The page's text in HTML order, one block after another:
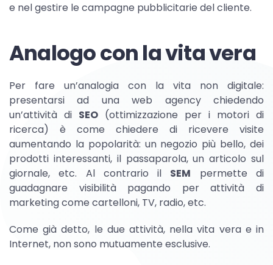
e nel gestire le campagne pubblicitarie del cliente.
Analogo con la vita vera
Per fare un’analogia con la vita non digitale:
presentarsi ad una web agency chiedendo
un’attività di SEO (ottimizzazione per i motori di
ricerca) è come chiedere di ricevere visite
aumentando la popolarità: un negozio più bello, dei
prodotti interessanti, il passaparola, un articolo sul
giornale, etc. Al contrario il SEM permette di
guadagnare visibilità pagando per attività di
marketing come cartelloni, TV, radio, etc.
Come già detto, le due attività, nella vita vera e in
Internet, non sono mutuamente esclusive.